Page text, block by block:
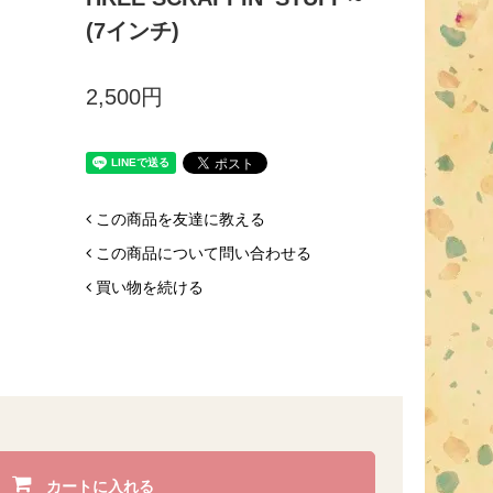
(7インチ)
2,500円
この商品を友達に教える
この商品について問い合わせる
買い物を続ける
カートに入れる